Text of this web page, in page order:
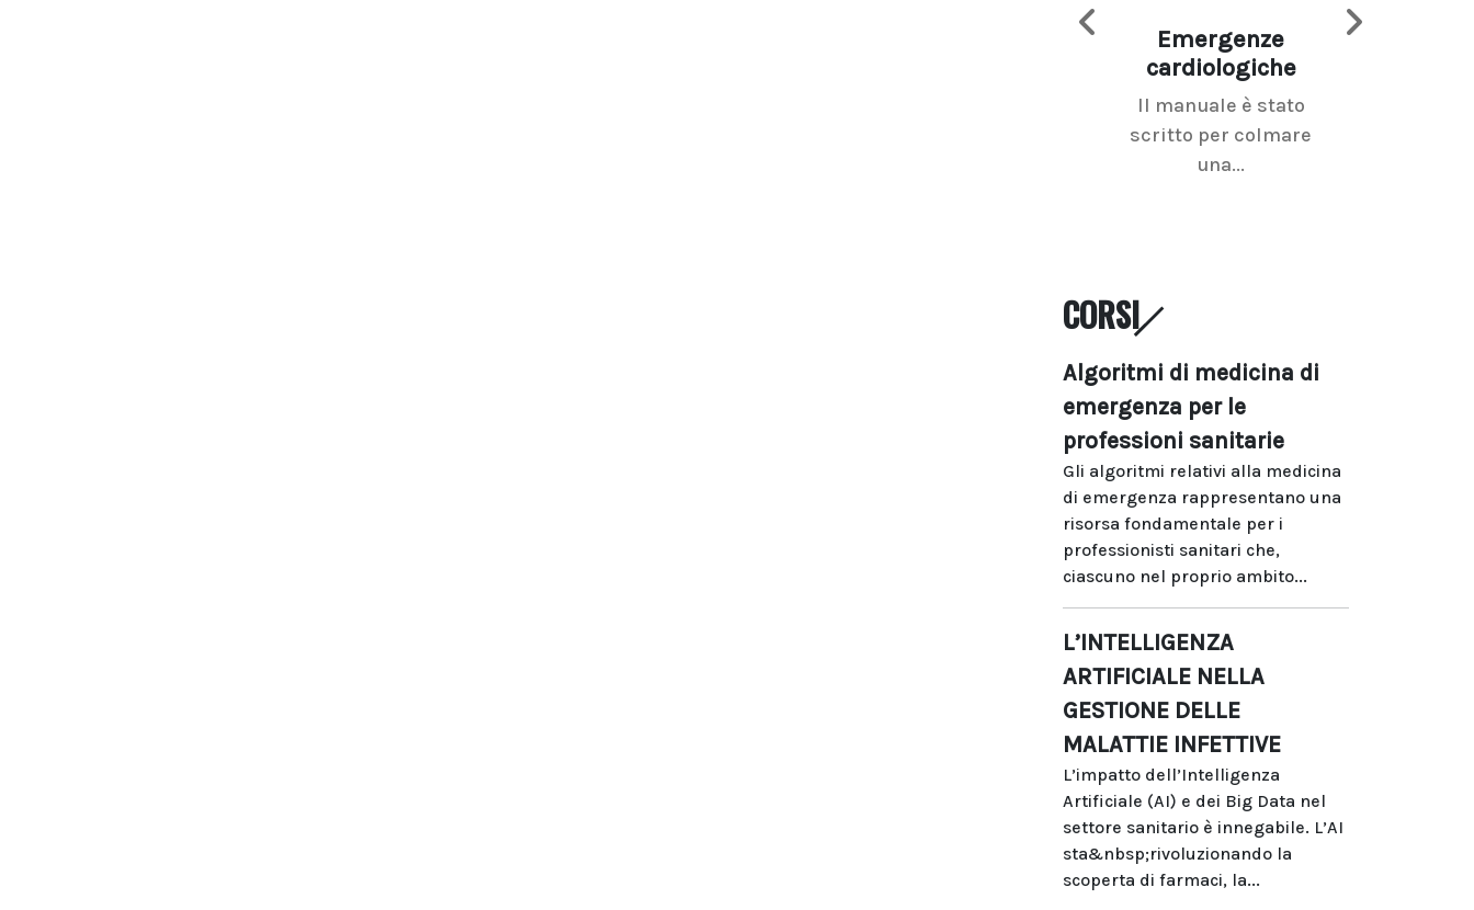
Emergenze
cardiologiche
Il manuale è stato
scritto per colmare
una...
CORSI
Algoritmi di medicina di
emergenza per le
professioni sanitarie
Gli algoritmi relativi alla medicina
di emergenza rappresentano una
risorsa fondamentale per i
professionisti sanitari che,
ciascuno nel proprio ambito...
L’INTELLIGENZA
ARTIFICIALE NELLA
GESTIONE DELLE
MALATTIE INFETTIVE
L’impatto dell’Intelligenza
Artificiale (AI) e dei Big Data nel
settore sanitario è innegabile. L’AI
sta&nbsp;rivoluzionando la
scoperta di farmaci, la...